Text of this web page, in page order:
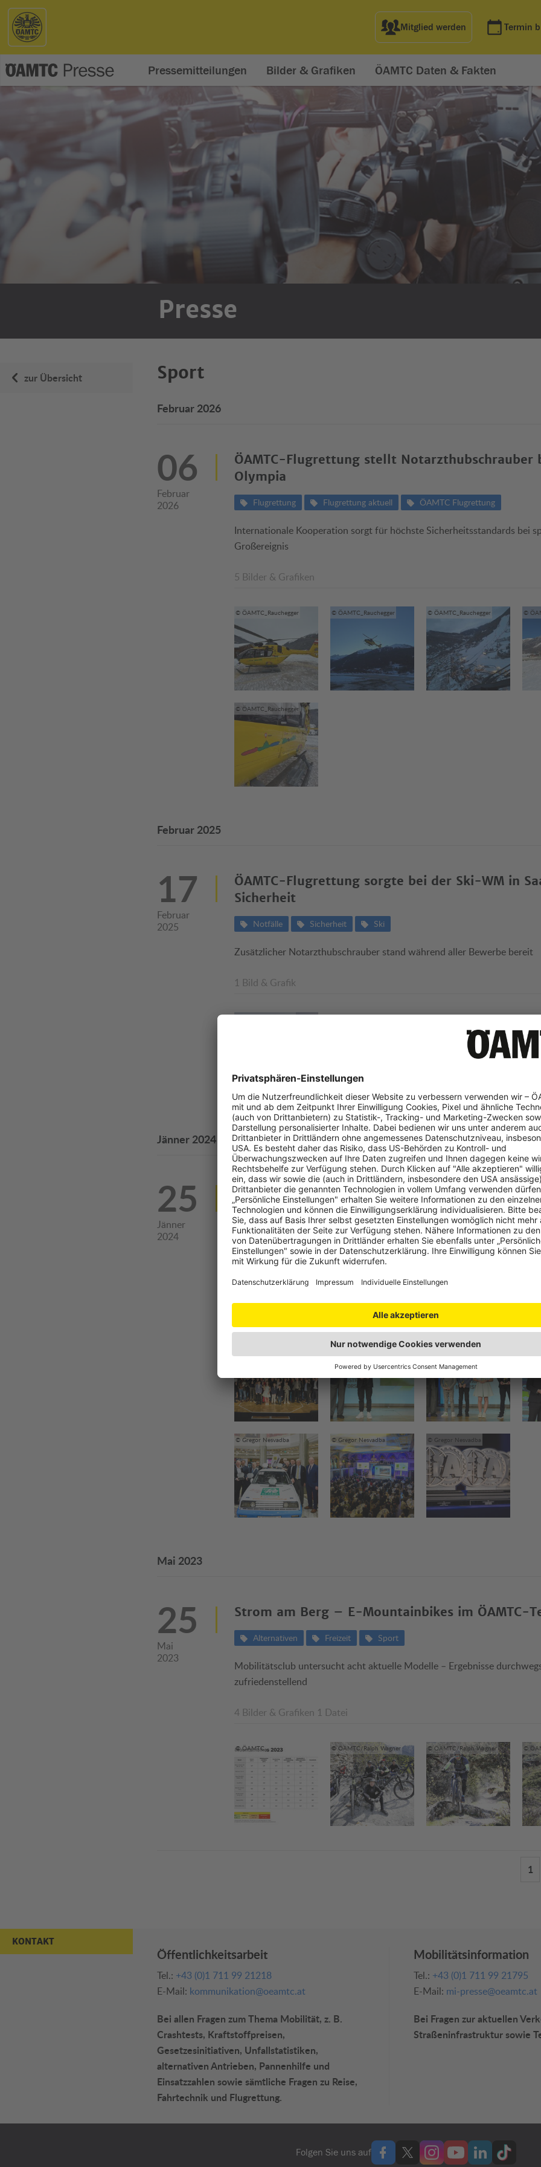
Mitglied werden Termin
Pressemitteilungen Bilder & Grafiken ÖAMTC Daten & Fakten
Presse
zur Übersicht Sport
Februar 2026
06
Februar
2026
ÖAMTC-Flugrettung stellt Notarzthubschrauber
Olympia
Flugrettung Flugrettung aktuell ÖAMTC Flugrettung
Internationale Kooperation sorgt für höchste Sicherheitsstandards bei
Großereignis
5 Bilder & Grafiken
© ÖAMTC_Rauchegger © ÖAMTC_Rauchegger © ÖAMTC_Rauchegger ©
© ÖAMTC_Rauchegger
Februar 2025
17
Februar
2025
ÖAMTC-Flugrettung sorgte bei der Ski-WM in
Sicherheit
Notfälle Sicherheit Ski
Zusätzlicher Notarzthubschrauber stand während aller Bewerbe bereit
1 Bild & Grafik
Jänner 2024
25
Jänner
2024
Austria Motorsport ehrte Österreichs
und Pokalsieger:innen 2023
AMF Motorsport Sport
Außerdem Übergabe der Trophäen an Motorsportler des Jahres 2023
des Präsidenten
7 Bilder & Grafiken
© Gregor Nesvadba © Gregor Nesvadba
© Gregor Nesvadba © Gregor Nesvadba © Gregor Nesvadba
Mai 2023
25
Mai
2023
Strom am Berg – E-Mountainbikes im ÖAMTC-
Alternativen Freizeit Sport
Mobilitätsclub untersucht acht aktuelle Modelle – Ergebnisse
zufriedenstellend
4 Bilder & Grafiken 1 Datei
© ÖAMTC © ÖAMTC/Ralph Wagner © ÖAMTC/Ralph Wagner ©
1
KONTAKT
Öffentlichkeitsarbeit
Tel.: +43 (0)1 711 99 21218
E-Mail: kommunikation@oeamtc.at
Bei allen Fragen zum Thema Mobilität, z. B.
Crashtests, Kraftstoffpreisen,
Gesetzesinitiativen, Unfallstatistiken,
alternativen Antrieben, Pannenhilfe und
Einsatzzahlen sowie sämtliche Fragen zu Reise,
Fahrtechnik und Flugrettung.
Mobilitätsinformation
Tel.: +43 (0)1 711 99 21795
E-Mail: mi-presse@oeamtc.at
Bei Fragen zur aktuellen
Straßeninfrastruktur sowie
Folgen Sie uns auf